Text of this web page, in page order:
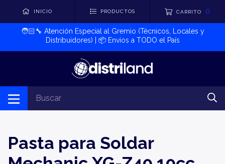
INICIO PRODUCTOS CARRITO 0
🧑🏻‍🔧​ Atención Especial al Gremio (Técnicos, Locales y
Distribuidores) | 📦​ Envíos a TODO el País
Pasta para Soldar